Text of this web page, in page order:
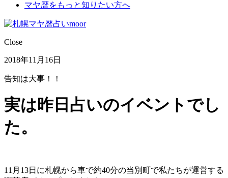
マヤ暦をもっと知りたい方へ
Close
2018年11月16日
告知は大事！！
実は昨日占いのイベントでし
た。
11月13日に札幌から車で約40分の当別町で私たちが運営する